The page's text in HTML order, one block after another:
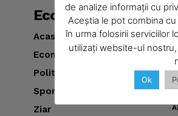
SUBSCRIBE NOW
Economic
Acasă
Economic
Politica
Sport
Ziar
de analize informații cu
Aceștia le pot combina
în urma folosirii serviciilor
utilizați website-ul
Ok